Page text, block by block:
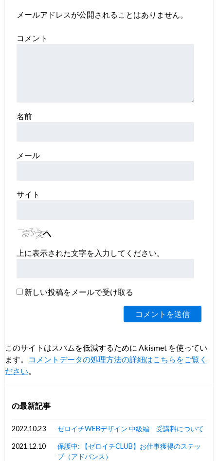
メールアドレスが公開されることはありません。
コメント
名前
メール
サイト
上に表示された文字を入力してください。
新しい投稿をメールで受け取る
このサイトはスパムを低減するために Akismet を使ってい
ます。
コメントデータの処理方法の詳細はこちらをご覧く
ださい
の最新記事
2022.10.23 ゼロイチWEBデザイン 中級編 受講料について
2021.12.10
保護中: 【ゼロイチCLUB】お仕事獲得のステッ
プ（アドバンス）